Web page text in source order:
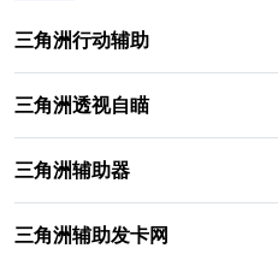
三角洲行动辅助
三角洲透视自瞄
三角洲辅助器
三角洲辅助发卡网